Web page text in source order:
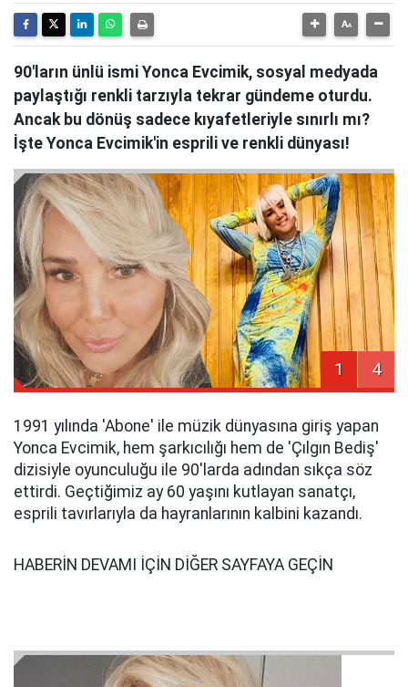
90'ların ünlü ismi Yonca Evcimik, sosyal medyada
paylaştığı renkli tarzıyla tekrar gündeme oturdu.
Ancak bu dönüş sadece kıyafetleriyle sınırlı mı?
İşte Yonca Evcimik'in esprili ve renkli dünyası!
1 4
1991 yılında 'Abone' ile müzik dünyasına giriş yapan
Yonca Evcimik, hem şarkıcılığı hem de 'Çılgın Bediş'
dizisiyle oyunculuğu ile 90'larda adından sıkça söz
ettirdi. Geçtiğimiz ay 60 yaşını kutlayan sanatçı,
esprili tavırlarıyla da hayranlarının kalbini kazandı.
HABERİN DEVAMI İÇİN DİĞER SAYFAYA GEÇİN